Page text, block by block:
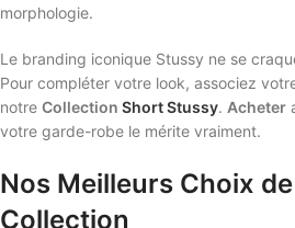
morphologie.
Le branding iconique Stussy ne se
Pour compléter votre look, associez
notre Collection Short Stussy. Acheter
votre garde-robe le mérite vraiment.
Nos Meilleurs Choix
Collection